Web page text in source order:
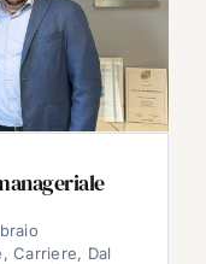
,Carriere, Dal